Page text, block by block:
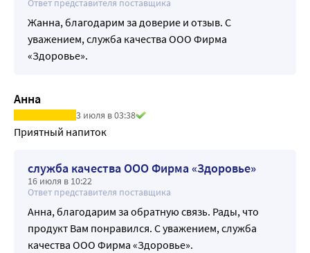
Жанна, благодарим за доверие и отзыв. С
уважением, служба качества ООО Фирма
«Здоровье».
Анна
3 июля в 03:38
Приятный напиток
служба качества ООО Фирма «Здоровье»
16 июля в 10:22
Ответ представителя поставщика
Анна, благодарим за обратную связь. Рады, что
продукт Вам понравился. С уважением, служба
качества ООО Фирма «Здоровье».